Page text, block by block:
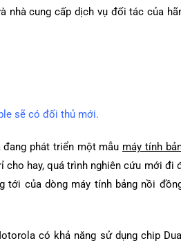
nhà cung cấp dịch vụ đối tác của
sẽ có đối thủ mới.
phát triển một mẫu máy tính
hay, quá trình nghiên cứu mới đi
của dòng máy tính bảng nồi
có khả năng sử dụng chip